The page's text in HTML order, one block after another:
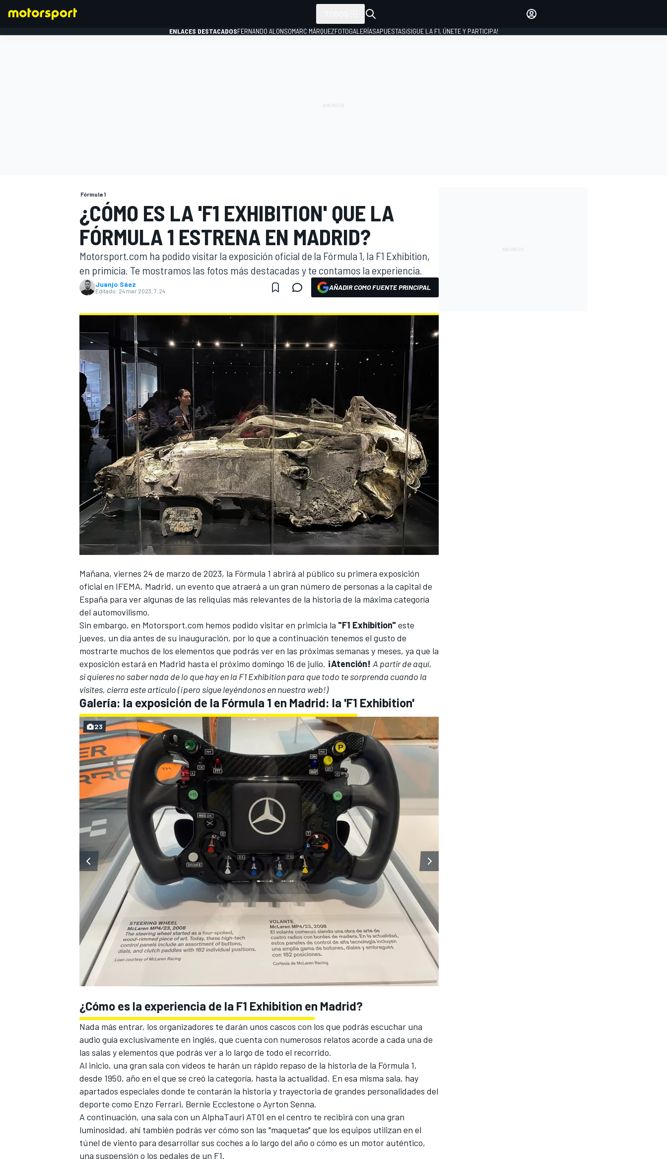
WEC FÓRMULA E
MÁS CATEGORÍAS
ENLACES DESTACADOSFERNANDO ALONSOMARC MÁRQUEZFOTOGALERÍASAPUESTAS¡SIGUE LA F1, ÚNETE Y PARTICIPA!
Fórmula 1
¿CÓMO ES LA 'F1 EXHIBITION' QUE LA
FÓRMULA 1 ESTRENA EN MADRID?
Motorsport.com ha podido visitar la exposición oficial de la Fórmula 1, la F1 Exhibition,
en primicia. Te mostramos las fotos más destacadas y te contamos la experiencia.
Juanjo Sáez
Editado: 24 mar 2023, 7:24 AÑADIR COMO FUENTE PRINCIPAL
Mañana, viernes 24 de marzo de 2023, la Fórmula 1 abrirá al público su primera exposición
oficial en IFEMA, Madrid, un evento que atraerá a un gran número de personas a la capital de
España para ver algunas de las reliquias más relevantes de la historia de la máxima categoría
del automovilismo.
Sin embargo, en Motorsport.com hemos podido visitar en primicia la "F1 Exhibition" este
jueves, un día antes de su inauguración, por lo que a continuación tenemos el gusto de
mostrarte muchos de los elementos que podrás ver en las próximas semanas y meses, ya que la
exposición estará en Madrid hasta el próximo domingo 16 de julio. ¡Atención! A partir de aquí,
si quieres no saber nada de lo que hay en la F1 Exhibition para que todo te sorprenda cuando la
visites, cierra este artículo (¡pero sigue leyéndonos en nuestra web!)
Galería: la exposición de la Fórmula 1 en Madrid: la 'F1 Exhibition'
23
¿Cómo es la experiencia de la F1 Exhibition en Madrid?
Nada más entrar, los organizadores te darán unos cascos con los que podrás escuchar una
audio guía exclusivamente en inglés, que cuenta con numerosos relatos acorde a cada una de
las salas y elementos que podrás ver a lo largo de todo el recorrido.
Al inicio, una gran sala con vídeos te harán un rápido repaso de la historia de la Fórmula 1,
desde 1950, año en el que se creó la categoría, hasta la actualidad. En esa misma sala, hay
apartados especiales donde te contarán la historia y trayectoria de grandes personalidades del
deporte como Enzo Ferrari, Bernie Ecclestone o Ayrton Senna.
A continuación, una sala con un AlphaTauri AT01 en el centro te recibirá con una gran
luminosidad, ahí también podrás ver cómo son las "maquetas" que los equipos utilizan en el
túnel de viento para desarrollar sus coches a lo largo del año o cómo es un motor auténtico,
una suspensión o los pedales de un F1.